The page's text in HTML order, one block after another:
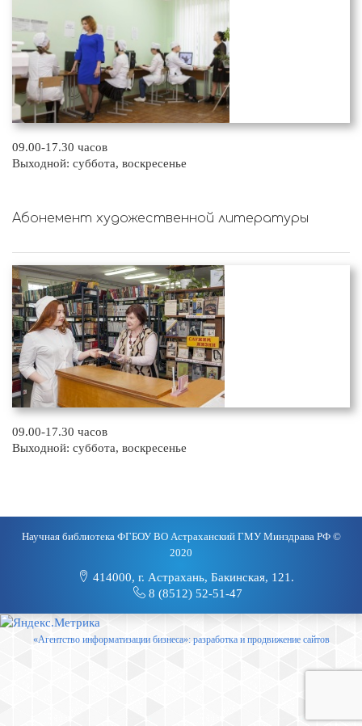
09.00-17.30 часов
Выходной: суббота, воскресенье
Абонемент художественной литературы
09.00-17.30 часов
Выходной: суббота, воскресенье
Научная библиотека ФГБОУ ВО Астраханский ГМУ Минздрава РФ ©
2020
414000, г. Астрахань, Бакинская, 121.
8 (8512) 52-51-47
«Агентство информатизации бизнеса»: разработка и продвижение сайтов